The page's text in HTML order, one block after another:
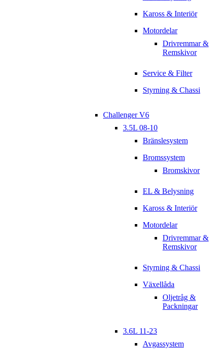
Kaross & Interiör
Motordelar
Drivremmar &
Remskivor
Service & Filter
Styrning & Chassi
Challenger V6
3.5L 08-10
Bränslesystem
Bromssystem
Bromskivor
EL & Belysning
Kaross & Interiör
Motordelar
Drivremmar &
Remskivor
Styrning & Chassi
Växellåda
Oljetråg &
Packningar
3.6L 11-23
Avgassystem